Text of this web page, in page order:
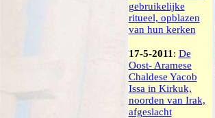
gebruikelijke
ritueel, opblazen
van hun kerken
17-5-2011 : De
Oost- Aramese
Chaldese Yacob
Issa in Kirkuk,
noorden van Irak,
afgeslacht